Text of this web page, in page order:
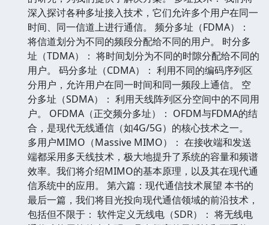
深入探讨各种多址接入技术，它们允许多个用户在同一
时间、同一信道上进行通信。 频分多址（FDMA）：
将信道划分为不同的频段分配给不同的用户。 时分多
址（TDMA）： 将时间划分为不同的时隙分配给不同的
用户。 码分多址（CDMA）： 利用不同的编码序列区
分用户，允许用户在同一时间和同一频段上通信。 空
分多址（SDMA）： 利用天线阵列区分空间中的不同用
户。 OFDMA（正交频分多址）： OFDM与FDMA的结
合，是现代无线通信（如4G/5G）的核心技术之一。
多用户MIMO（Massive MIMO）： 在接收端和发送
端都采用多天线技术，极大地提升了系统的容量和频谱
效率。我们将介绍MIMO的基本原理，以及其在现代通
信系统中的应用。 第六篇：现代通信技术展望 本书的
最后一篇，我们将目光投向现代通信领域的前沿技术，
包括但不限于： 软件定义无线电（SDR）： 将无线电